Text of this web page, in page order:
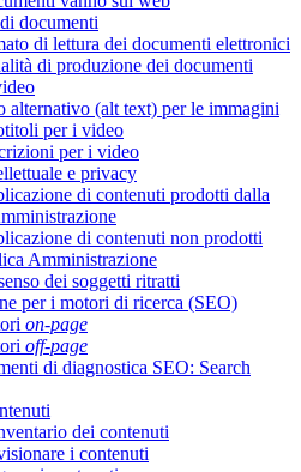
documenti
di lettura dei documenti elettronici
di produzione dei documenti
alternativo (alt text) per le immagini
per i video
per i video
e privacy
di contenuti prodotti dalla
di contenuti non prodotti
Amministrazione
dei soggetti ritratti
per i motori di ricerca (SEO)
on-page
off-page
di diagnostica SEO: Search
dei contenuti
i contenuti